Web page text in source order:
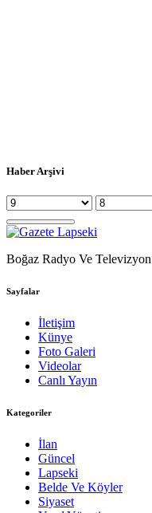
Haber Arşivi
Boğaz Radyo Ve Televizyon
Sayfalar
İletişim
Künye
Foto Galeri
Videolar
Canlı Yayın
Kategoriler
İlan
Güncel
Lapseki
Belde Ve Köyler
Siyaset